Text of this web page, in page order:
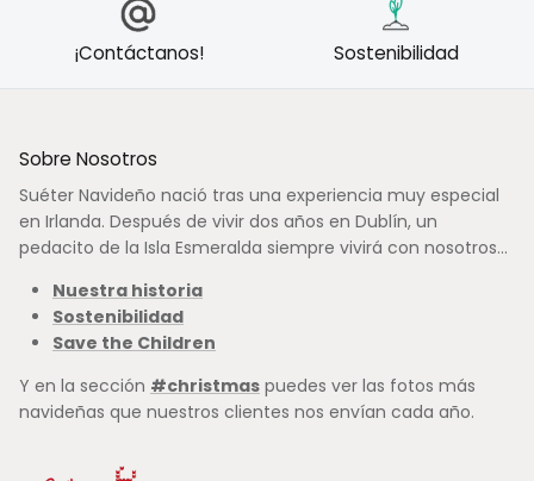
¡Contáctanos! Sostenibilidad
Sobre Nosotros
Suéter Navideño nació tras una experiencia muy especial
en Irlanda. Después de vivir dos años en Dublín, un
pedacito de la Isla Esmeralda siempre vivirá con nosotros...
Nuestra historia
Sostenibilidad
Save the Children
Y en la sección #christmas puedes ver las fotos más
navideñas que nuestros clientes nos envían cada año.